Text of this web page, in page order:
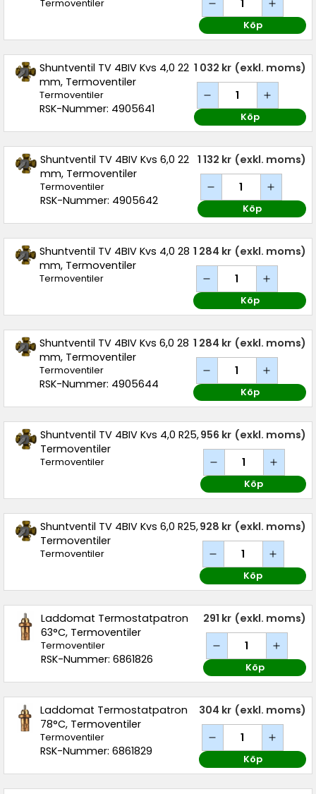
Termoventiler
Köp
Shuntventil TV 4BIV Kvs 4,0 22
mm, Termoventiler
Termoventiler
RSK-Nummer: 4905641
1 032 kr (exkl. moms)
Köp
Shuntventil TV 4BIV Kvs 6,0 22
mm, Termoventiler
Termoventiler
RSK-Nummer: 4905642
1 132 kr (exkl. moms)
Köp
Shuntventil TV 4BIV Kvs 4,0 28
mm, Termoventiler
Termoventiler
1 284 kr (exkl. moms)
Köp
Shuntventil TV 4BIV Kvs 6,0 28
mm, Termoventiler
Termoventiler
RSK-Nummer: 4905644
1 284 kr (exkl. moms)
Köp
Shuntventil TV 4BIV Kvs 4,0 R25,
Termoventiler
Termoventiler
956 kr (exkl. moms)
Köp
Shuntventil TV 4BIV Kvs 6,0 R25,
Termoventiler
Termoventiler
928 kr (exkl. moms)
Köp
Laddomat Termostatpatron
63°C, Termoventiler
Termoventiler
RSK-Nummer: 6861826
291 kr (exkl. moms)
Köp
Laddomat Termostatpatron
78°C, Termoventiler
Termoventiler
RSK-Nummer: 6861829
304 kr (exkl. moms)
Köp